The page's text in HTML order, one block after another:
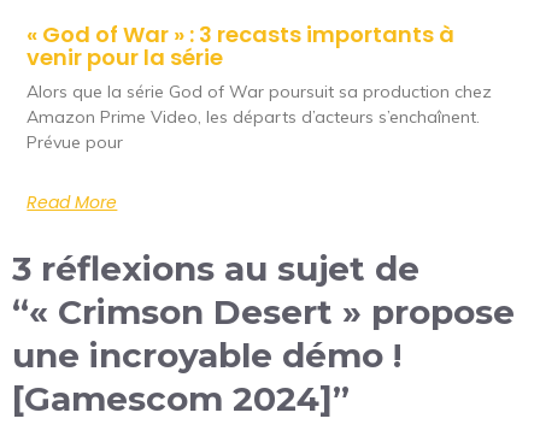
« God of War » : 3 recasts importants à
venir pour la série
Alors que la série God of War poursuit sa production chez
Amazon Prime Video, les départs d’acteurs s’enchaînent.
Prévue pour
Read More
3 réflexions au sujet de
“« Crimson Desert » propose
une incroyable démo !
[Gamescom 2024]”